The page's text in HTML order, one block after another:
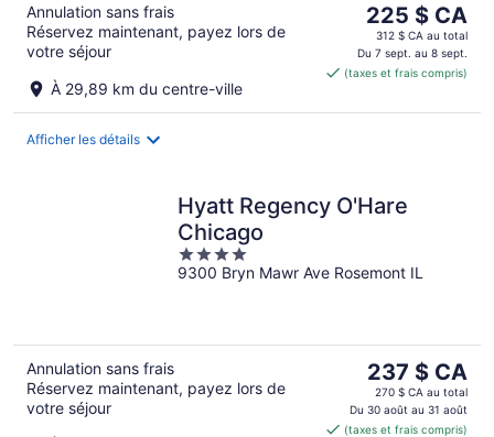
Annulation sans frais
Réservez maintenant, payez lors de
votre séjour
À 29,89 km du centre-ville
Le
prix
est
de 225 $ CA
225 $ CA
312 $ CA au total
Du 7 sept. au 8 sept.
(taxes et frais compris)
Afficher les détails
Hyatt Regency O'Hare
Chicago
4
out
9300 Bryn Mawr Ave Rosemont IL
Annulation sans frais
Réservez maintenant, payez lors de
votre séjour
Le
prix
est
237 $ CA
270 $ CA au total
Du 30 août au 31 août
(taxes et frais compris)